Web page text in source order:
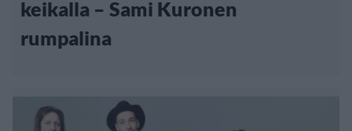
keikalla – Sami Kuronen
rumpalina